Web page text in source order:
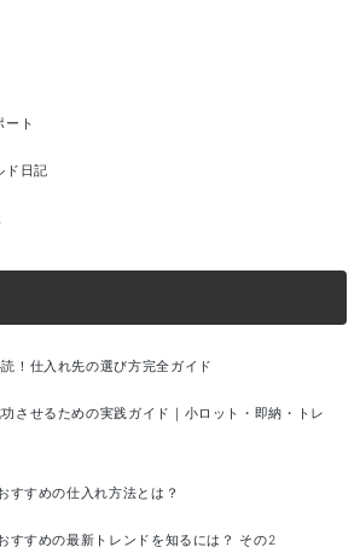
ート
ド日記
！仕入れ先の選び方完全ガイド
させるための実践ガイド｜小ロット・即納・トレ
すすめの仕入れ方法とは？
すすめの最新トレンドを知るには？ その2